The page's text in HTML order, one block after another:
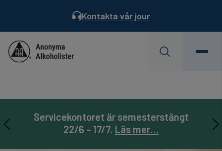
Kontakta vår jour
Behöver du hjälp? Hitta ett möte
Servicekontoret är semesterstängt
22/6 – 17/7. Läs mer…
Läs Dagens Reflektion
Prenumerera påServicebladet
AA Landsmöte 31/7-2/8. Läs mer…